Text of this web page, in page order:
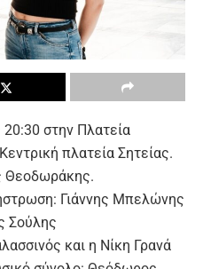
20:30 στην Πλατεία
πλατεία Σητείας.
Θεοδωράκης.
Γιάννης Μπελώνης
Σούλης
και η Νίκη Γρανά